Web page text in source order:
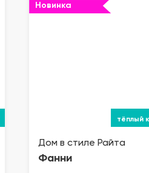
Новинка
Дом в стиле Райта
Фанни